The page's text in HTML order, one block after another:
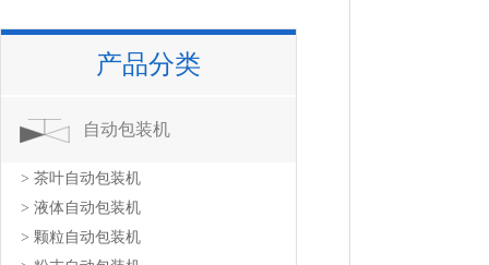
产品分类
自动包装机
> 茶叶自动包装机
> 液体自动包装机
> 颗粒自动包装机